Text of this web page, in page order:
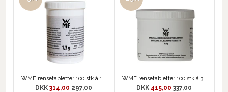
WMF rensetabletter 100 stk á 1,3 g
DKK314,00297,00
WMF rensetabletter 100 stk á 3,6 g
DKK415,00337,00